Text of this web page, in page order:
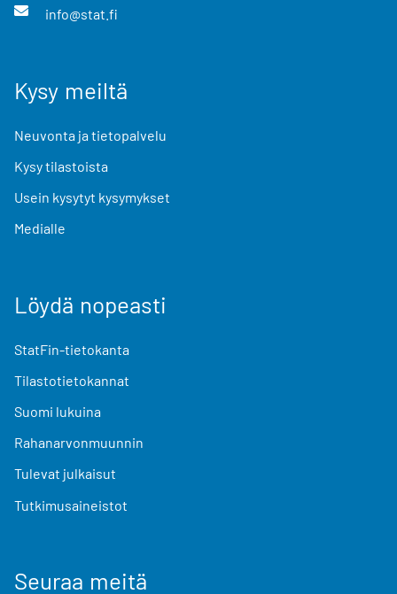
info@stat.fi
Kysy meiltä
Neuvonta ja tietopalvelu
Kysy tilastoista
Usein kysytyt kysymykset
Medialle
Löydä nopeasti
StatFin-tietokanta
Tilastotietokannat
Suomi lukuina
Rahanarvonmuunnin
Tulevat julkaisut
Tutkimusaineistot
Seuraa meitä